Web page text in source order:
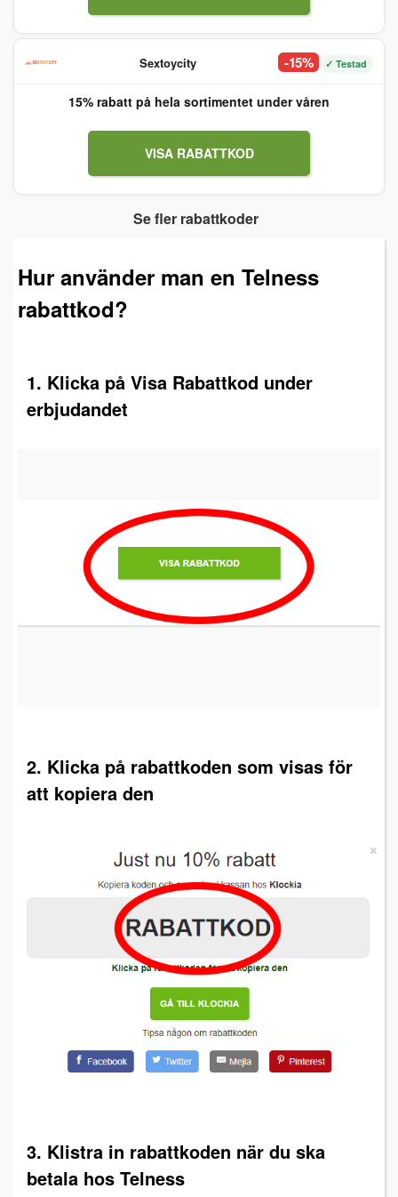
Sextoycity -15% ✓ Testad
15% rabatt på hela sortimentet under våren
VISA RABATTKOD
Se fler rabattkoder
Hur använder man en Telness
rabattkod?
1. Klicka på Visa Rabattkod under
erbjudandet
2. Klicka på rabattkoden som visas för
att kopiera den
3. Klistra in rabattkoden när du ska
betala hos Telness